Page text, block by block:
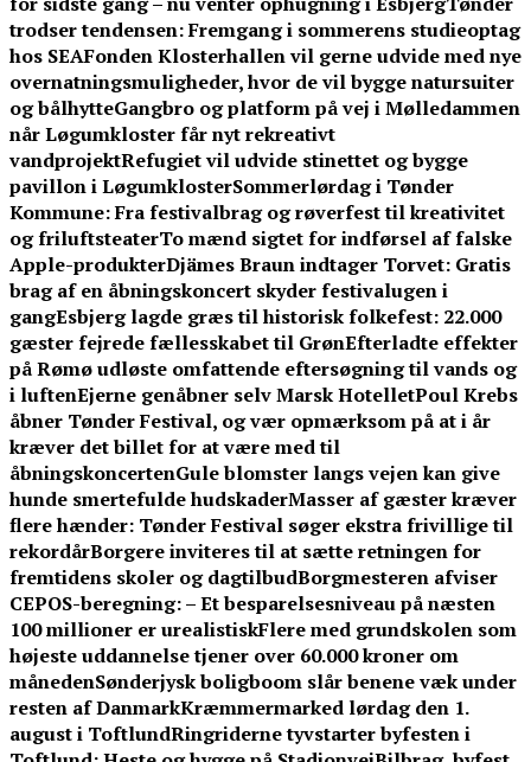
trodser tendensen: Fremgang i sommerens studieoptag
hos SEAFonden Klosterhallen vil gerne udvide med nye
overnatningsmuligheder, hvor de vil bygge natursuiter
og bålhytteGangbro og platform på vej i Mølledammen
når Løgumkloster får nyt rekreativt
vandprojektRefugiet vil udvide stinettet og bygge
pavillon i LøgumklosterSommerlørdag i Tønder
Kommune: Fra festivalbrag og røverfest til kreativitet
og friluftsteaterTo mænd sigtet for indførsel af falske
Apple-produkterDjämes Braun indtager Torvet: Gratis
brag af en åbningskoncert skyder festivalugen i
gangEsbjerg lagde græs til historisk folkefest: 22.000
gæster fejrede fællesskabet til GrønEfterladte effekter
på Rømø udløste omfattende eftersøgning til vands og
i luftenEjerne genåbner selv Marsk HotelletPoul Krebs
åbner Tønder Festival, og vær opmærksom på at i år
kræver det billet for at være med til
åbningskoncertenGule blomster langs vejen kan give
hunde smertefulde hudskaderMasser af gæster kræver
flere hænder: Tønder Festival søger ekstra frivillige til
rekordårBorgere inviteres til at sætte retningen for
fremtidens skoler og dagtilbudBorgmesteren afviser
CEPOS-beregning: – Et besparelsesniveau på næsten
100 millioner er urealistiskFlere med grundskolen som
højeste uddannelse tjener over 60.000 kroner om
månedenSønderjysk boligboom slår benene væk under
resten af DanmarkKræmmermarked lørdag den 1.
august i ToftlundRingriderne tyvstarter byfesten i